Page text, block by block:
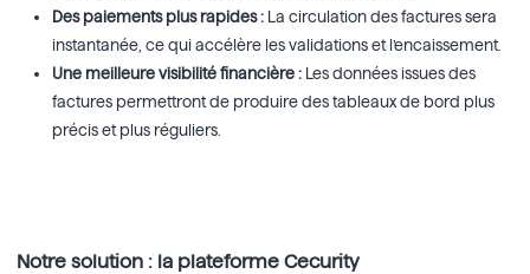
Des paiements plus rapides :La circulation des factures sera
instantanée, ce qui accélère les validations et l’encaissement.
Une meilleure visibilité financière :Les données issues des
factures permettront de produire des tableaux de bord plus
précis et plus réguliers.
Notre solution : la plateforme Cecurity